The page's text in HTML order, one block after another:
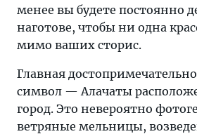
менее вы будете постоянно
наготове, чтобы ни одна
мимо ваших сторис.
Главная
символ — Алачаты
город. Это невероятно
ветряные мельницы,